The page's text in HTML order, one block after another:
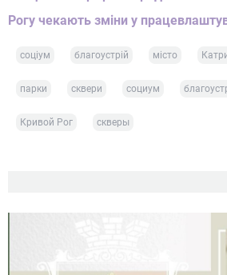
Рогу чекають зміни у
соціум благоустрій місто
парки сквери социум
Кривой Рог скверы